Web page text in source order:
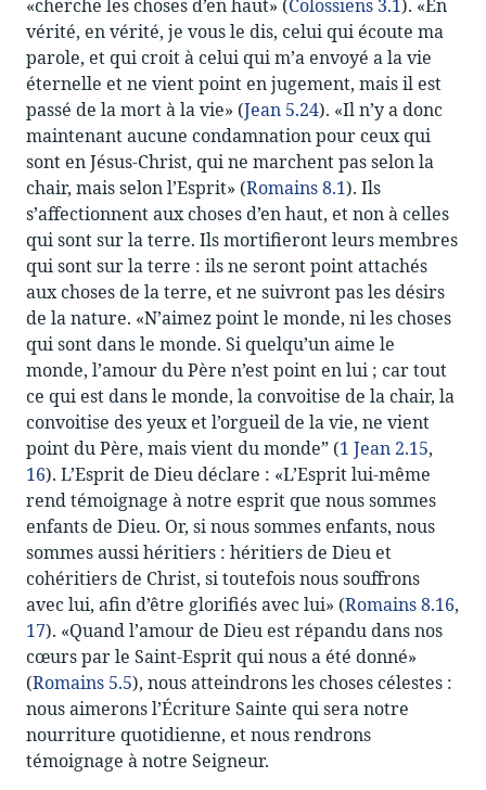
«cherche les choses d’en haut» (Colossiens 3.1). «En
vérité, en vérité, je vous le dis, celui qui écoute ma
parole, et qui croit à celui qui m’a envoyé a la vie
éternelle et ne vient point en jugement, mais il est
passé de la mort à la vie» (Jean 5.24). «Il n’y a donc
maintenant aucune condamnation pour ceux qui
sont en Jésus-Christ, qui ne marchent pas selon la
chair, mais selon l’Esprit» (Romains 8.1). Ils
s’affectionnent aux choses d’en haut, et non à celles
qui sont sur la terre. Ils mortifieront leurs membres
qui sont sur la terre : ils ne seront point attachés
aux choses de la terre, et ne suivront pas les désirs
de la nature. «N’aimez point le monde, ni les choses
qui sont dans le monde. Si quelqu’un aime le
monde, l’amour du Père n’est point en lui ; car tout
ce qui est dans le monde, la convoitise de la chair, la
convoitise des yeux et l’orgueil de la vie, ne vient
point du Père, mais vient du monde” (1 Jean 2.15,
16). L’Esprit de Dieu déclare : «L’Esprit lui-même
rend témoignage à notre esprit que nous sommes
enfants de Dieu. Or, si nous sommes enfants, nous
sommes aussi héritiers : héritiers de Dieu et
cohéritiers de Christ, si toutefois nous souffrons
avec lui, afin d’être glorifiés avec lui» (Romains 8.16,
17). «Quand l’amour de Dieu est répandu dans nos
cœurs par le Saint-Esprit qui nous a été donné»
(Romains 5.5), nous atteindrons les choses célestes :
nous aimerons l’Écriture Sainte qui sera notre
nourriture quotidienne, et nous rendrons
témoignage à notre Seigneur.